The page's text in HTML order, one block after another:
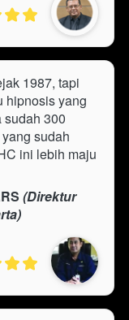
1987, tapi
hipnosis yang
300
sudah
ini lebih maju
(Direktur